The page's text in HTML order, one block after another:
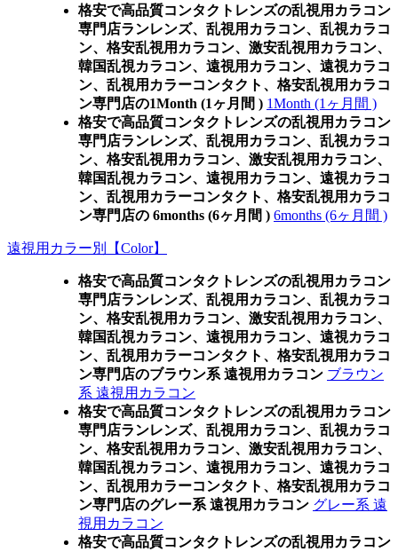
格安で高品質コンタクトレンズの乱視用カラコン
専門店ランレンズ、乱視用カラコン、乱視カラコ
ン、格安乱視用カラコン、激安乱視用カラコン、
韓国乱視カラコン、遠視用カラコン、遠視カラコ
ン、乱視用カラーコンタクト、格安乱視用カラコ
ン専門店の1Month (1ヶ月間 ) 1Month (1ヶ月間 )
格安で高品質コンタクトレンズの乱視用カラコン
専門店ランレンズ、乱視用カラコン、乱視カラコ
ン、格安乱視用カラコン、激安乱視用カラコン、
韓国乱視カラコン、遠視用カラコン、遠視カラコ
ン、乱視用カラーコンタクト、格安乱視用カラコ
ン専門店の 6months (6ヶ月間 ) 6months (6ヶ月間 )
遠視用カラー別【Color】
格安で高品質コンタクトレンズの乱視用カラコン
専門店ランレンズ、乱視用カラコン、乱視カラコ
ン、格安乱視用カラコン、激安乱視用カラコン、
韓国乱視カラコン、遠視用カラコン、遠視カラコ
ン、乱視用カラーコンタクト、格安乱視用カラコ
ン専門店のブラウン系 遠視用カラコン ブラウン
系 遠視用カラコン
格安で高品質コンタクトレンズの乱視用カラコン
専門店ランレンズ、乱視用カラコン、乱視カラコ
ン、格安乱視用カラコン、激安乱視用カラコン、
韓国乱視カラコン、遠視用カラコン、遠視カラコ
ン、乱視用カラーコンタクト、格安乱視用カラコ
ン専門店のグレー系 遠視用カラコン グレー系 遠
視用カラコン
格安で高品質コンタクトレンズの乱視用カラコン